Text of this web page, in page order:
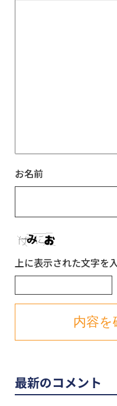
お名前
上に表示された文字を
最新のコメント